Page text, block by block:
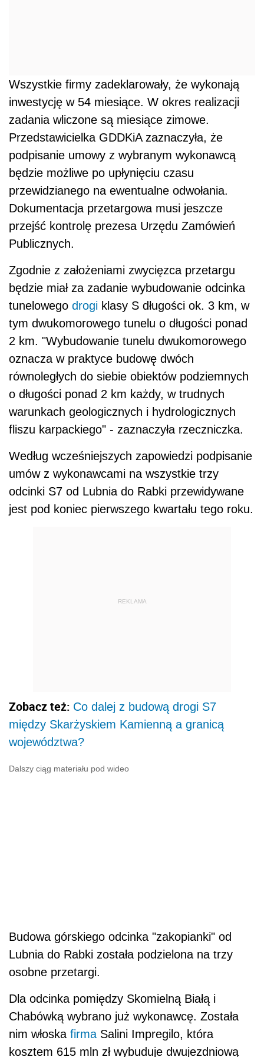
Wszystkie firmy zadeklarowały, że wykonają
inwestycję w 54 miesiące. W okres realizacji
zadania wliczone są miesiące zimowe.
Przedstawicielka GDDKiA zaznaczyła, że
podpisanie umowy z wybranym wykonawcą
będzie możliwe po upłynięciu czasu
przewidzianego na ewentualne odwołania.
Dokumentacja przetargowa musi jeszcze
przejść kontrolę prezesa Urzędu Zamówień
Publicznych.
Zgodnie z założeniami zwycięzca przetargu
będzie miał za zadanie wybudowanie odcinka
tunelowego drogi klasy S długości ok. 3 km, w
tym dwukomorowego tunelu o długości ponad
2 km. "Wybudowanie tunelu dwukomorowego
oznacza w praktyce budowę dwóch
równoległych do siebie obiektów podziemnych
o długości ponad 2 km każdy, w trudnych
warunkach geologicznych i hydrologicznych
fliszu karpackiego" - zaznaczyła rzeczniczka.
Według wcześniejszych zapowiedzi podpisanie
umów z wykonawcami na wszystkie trzy
odcinki S7 od Lubnia do Rabki przewidywane
jest pod koniec pierwszego kwartału tego roku.
REKLAMA
Zobacz też: Co dalej z budową drogi S7
między Skarżyskiem Kamienną a granicą
województwa?
Dalszy ciąg materiału pod wideo
Budowa górskiego odcinka "zakopianki" od
Lubnia do Rabki została podzielona na trzy
osobne przetargi.
Dla odcinka pomiędzy Skomielną Białą i
Chabówką wybrano już wykonawcę. Została
nim włoska firma Salini Impregilo, która
kosztem 615 mln zł wybuduje dwujezdniową